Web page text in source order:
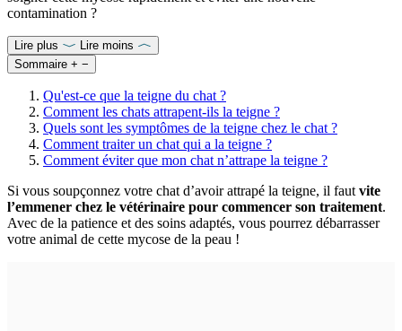
contamination ?
Lire plus
Lire moins
Sommaire + −
Qu'est-ce que la teigne du chat ?
Comment les chats attrapent-ils la teigne ?
Quels sont les symptômes de la teigne chez le chat ?
Comment traiter un chat qui a la teigne ?
Comment éviter que mon chat n’attrape la teigne ?
Si vous soupçonnez votre chat d’avoir attrapé la teigne, il faut vite
l’emmener chez le vétérinaire pour commencer son traitement.
Avec de la patience et des soins adaptés, vous pourrez débarrasser
votre animal de cette mycose de la peau !